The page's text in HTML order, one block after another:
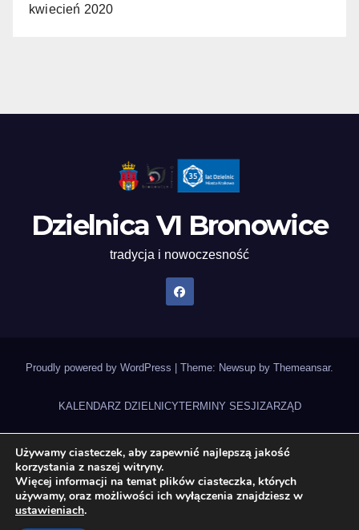
kwiecień 2020
Dzielnica VI Bronowice
tradycja i nowoczesność
Proudly powered by WordPress | Theme: Newsup by Themeansar.
KALENDARZ DZIELNICYTERMINY SESJI ZARZĄD
UCHWAŁY RADY DZIELNICYNAGRANIA SESJISTATUT DZIELNICY
ZADANIA DZIELNICY 2026
BUDŻET OBYWATELSKI 2026Gazeta Bronowicka
Używamy ciasteczek, aby zapewnić najlepszą jakość
korzystania z naszej witryny.
Więcej informacji na temat plików ciasteczka, których
używamy, oraz możliwości ich wyłączenia znajdziesz w
ustawieniach.